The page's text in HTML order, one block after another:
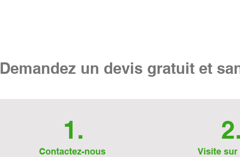
Demandez un devis gratuit et
1.
Contactez-nous
2.
Visite sur